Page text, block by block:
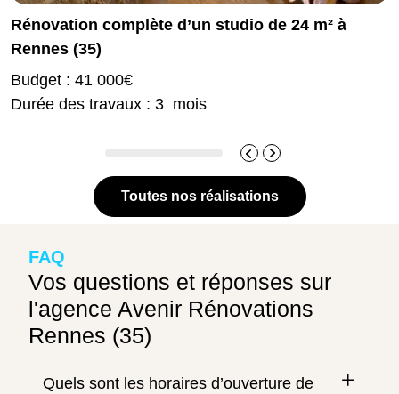
Rénovation complète d’un studio de 24 m² à
Rennes (35)
Budget : 41 000€
Durée des travaux : 3 mois
Toutes nos réalisations
FAQ
Vos questions et réponses sur
l'agence Avenir Rénovations
Rennes (35)
Quels sont les horaires d’ouverture de